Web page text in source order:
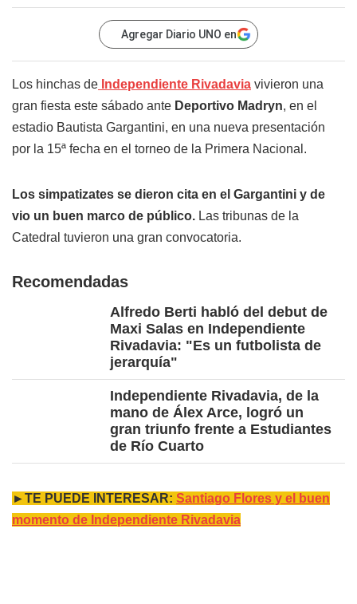
Agregar Diario UNO en
Los hinchas de Independiente Rivadavia vivieron una
gran fiesta este sábado ante Deportivo Madryn, en el
estadio Bautista Gargantini, en una nueva presentación
por la 15ª fecha en el torneo de la Primera Nacional.
Los simpatizates se dieron cita en el Gargantini y de
vio un buen marco de público. Las tribunas de la
Catedral tuvieron una gran convocatoria.
Recomendadas
Alfredo Berti habló del debut de
Maxi Salas en Independiente
Rivadavia: "Es un futbolista de
jerarquía"
Independiente Rivadavia, de la
mano de Álex Arce, logró un
gran triunfo frente a Estudiantes
de Río Cuarto
►TE PUEDE INTERESAR: Santiago Flores y el buen
momento de Independiente Rivadavia